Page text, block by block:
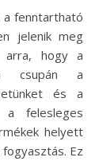
jelenik meg
arra, hogy a
csupán a
és a
a felesleges
helyett
Ez